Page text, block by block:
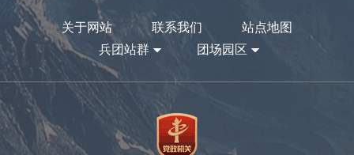
关于网站 联系我们
站点地图
兵团站群
团场园区